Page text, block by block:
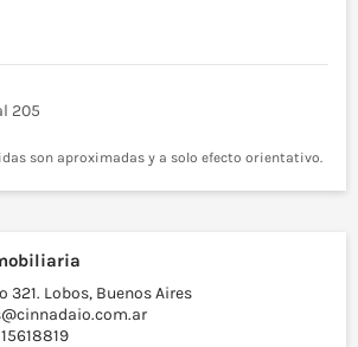
205
son aproximadas y a solo efecto orientativo.
321. Lobos, Buenos Aires